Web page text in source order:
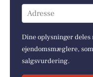
Adresse
Dine oplysninger
ejendomsmæglere,
salgsvurdering.